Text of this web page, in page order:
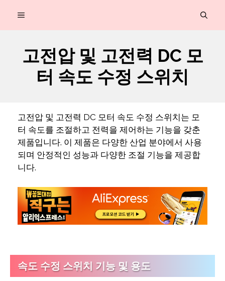
MENU
고전압 및 고전력 DC 모
터 속도 수정 스위치
고전압 및 고전력 DC 모터 속도 수정 스위치는 모
터 속도를 조절하고 전력을 제어하는 기능을 갖춘
제품입니다. 이 제품은 다양한 산업 분야에서 사용
되며 안정적인 성능과 다양한 조절 기능을 제공합
니다.
속도 수정 스위치 기능 및 용도